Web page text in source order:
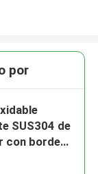
por
SUS304 de
con borde